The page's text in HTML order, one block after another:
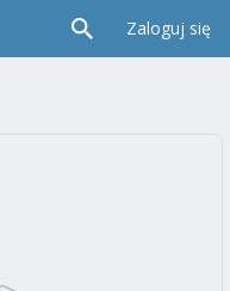
Zaloguj się